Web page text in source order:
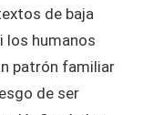
de baja
los humanos
patrón familiar
de ser